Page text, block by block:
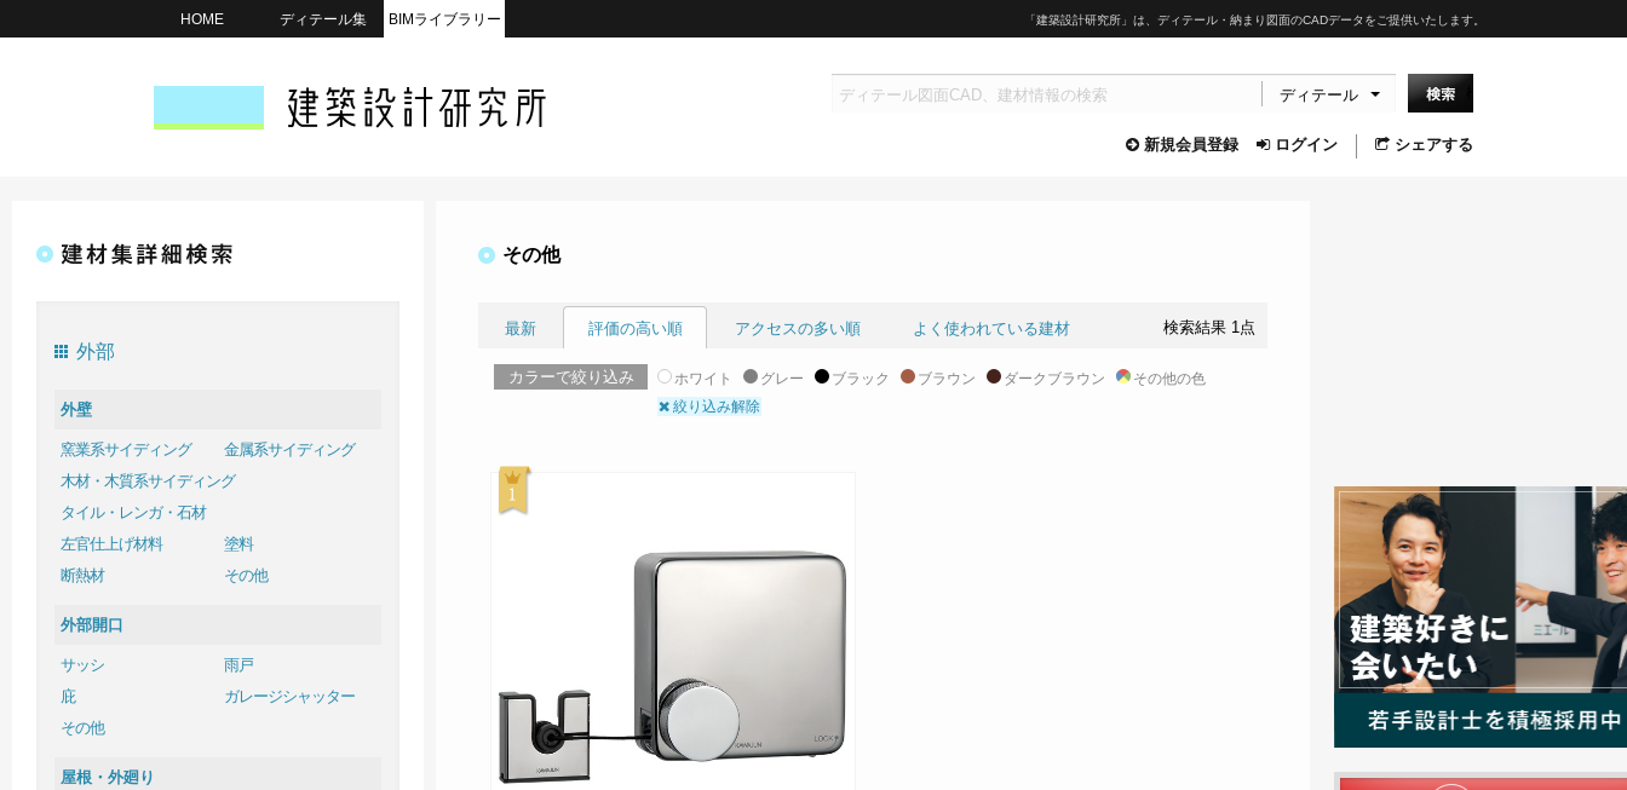
「建築設計研究所」は、ディテール・納まり図面のCADデータをご提供いたします。
HOME ディテール集 BIMライブラリー
ディテール
新規会員登録 ログイン シェアする
外部
外壁
窯業系サイディング
金属系サイディング
木材・木質系サイディング
タイル・レンガ・石材
左官仕上げ材料
塗料
断熱材
その他
外部開口
サッシ
雨戸
庇
ガレージシャッター
その他
屋根・外廻り
その他
最新 評価の高い順 アクセスの多い順 よく使われている建材 検索結果 1点
カラーで絞り込み ホワイト グレー ブラック ブラウン ダークブラウン
その他の色
絞り込み解除